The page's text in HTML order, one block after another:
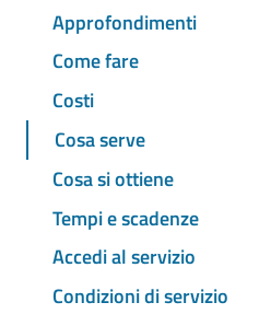
Approfondimenti
Come fare
Costi
Cosa serve
Cosa si ottiene
Tempi e scadenze
Accedi al servizio
Condizioni di servizio